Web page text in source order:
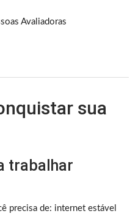
Avaliadoras
sua
trabalhar
precisa de: internet estável